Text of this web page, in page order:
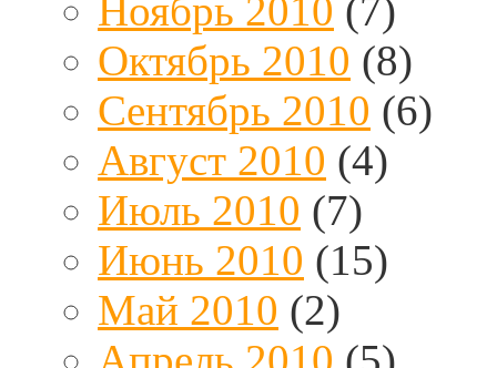
Ноябрь 2010 (7)
Октябрь 2010 (8)
Сентябрь 2010 (6)
Август 2010 (4)
Июль 2010 (7)
Июнь 2010 (15)
Май 2010 (2)